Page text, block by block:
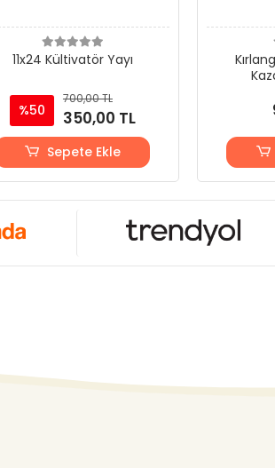
11x24 Kültivatör Yayı
%50
700,00 TL
350,00 TL
Sepete Ekle